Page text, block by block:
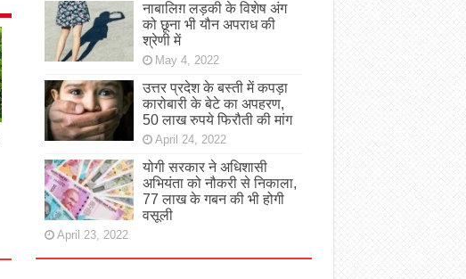
नाबालिग़ लड़की के विशेष अंग
को छूना भी यौन अपराध की
श्रेणी में
May 4, 2022
उत्तर प्रदेश के बस्ती में कपड़ा
कारोबारी के बेटे का अपहरण,
50 लाख रुपये फिरौती की मांग
April 24, 2022
योगी सरकार ने अधिशासी
अभियंता को नौकरी से निकाला,
77 लाख के गबन की भी होगी
वसूली
April 23, 2022